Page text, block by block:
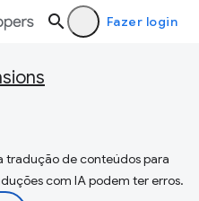
Fazer login
tradução de conteúdos para
com IA podem ter erros.